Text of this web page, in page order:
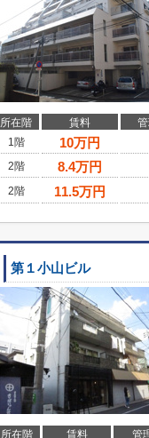
所在階 賃料
1階
10万円
2階 8.4万円
2階 11.5万円
第１小山ビル
所在階 賃料
管